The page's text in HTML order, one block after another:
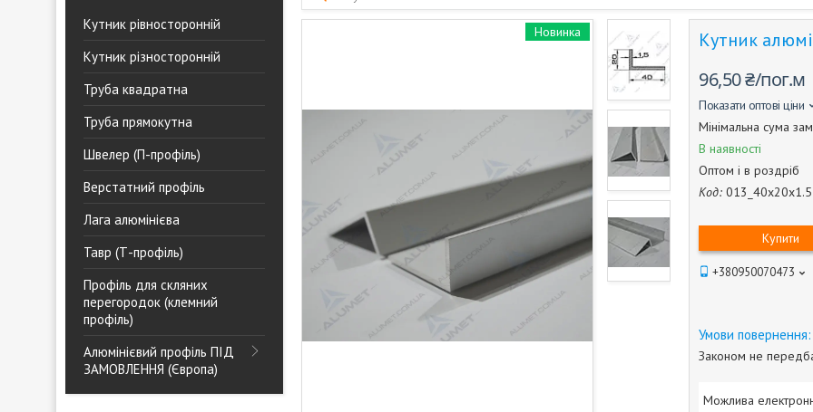
Кутник рівносторонній
Кутник різносторонній
Труба квадратна
Труба прямокутна
Швелер (П-профіль)
Верстатний профіль
Лага алюмінієва
Тавр (Т-профіль)
Профіль для скляних
перегородок (клемний
профіль)
Алюмінієвий профіль ПІД
ЗАМОВЛЕННЯ (Європа)
Новинка Кутник
96,50 ₴/пог.м
Показати оптові ціни
Мінімальна сума
В наявності
Оптом і в роздріб
Код: 013_40х20х1.5
Купити
+380950070473
Законом не